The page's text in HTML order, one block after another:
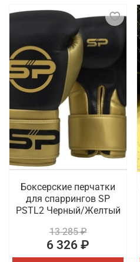
Боксерские перчатки
для спаррингов SP
PSTL2 Черный/Желтый
13 285 ₽
6 326 ₽